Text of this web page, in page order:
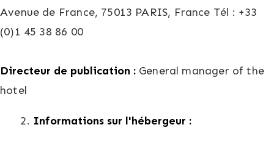
Avenue de France, 75013 PARIS, France Tél : +33
(0)1 45 38 86 00
Directeur de publication : General manager of the
hotel
Informations sur l'hébergeur :